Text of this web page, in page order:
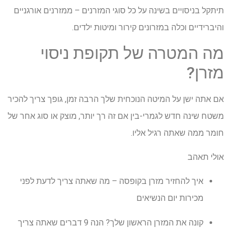
תיתקל בניסויים בשינה על כל סוגי המזרנים – ממזרנים אורגניים
והיברידיים וכלה במזרונים קירור ומיטות ילדים.
מה המטרה של תקופת ניסוי
מזרן?
אם אתה ישן על המיטה הנוכחית שלך הרבה זמן, גופך צריך להכיר
משטח שינה חדש לגמרי-בין אם זה רך יותר, מוצק או סוג אחר של
חומר ממה שאתה רגיל אליו.
אולי תאהב
איך להחזיר מזרן בקופסה – מה שאתה צריך לדעת לפני
מכירות יום הנשיאים
קונה את המזרן הראשון שלך? הנה 9 דברים שאתה צריך